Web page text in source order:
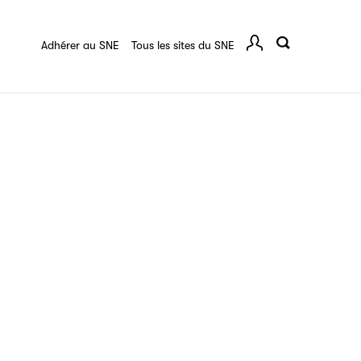
Adhérer au SNE Tous les sites du SNE